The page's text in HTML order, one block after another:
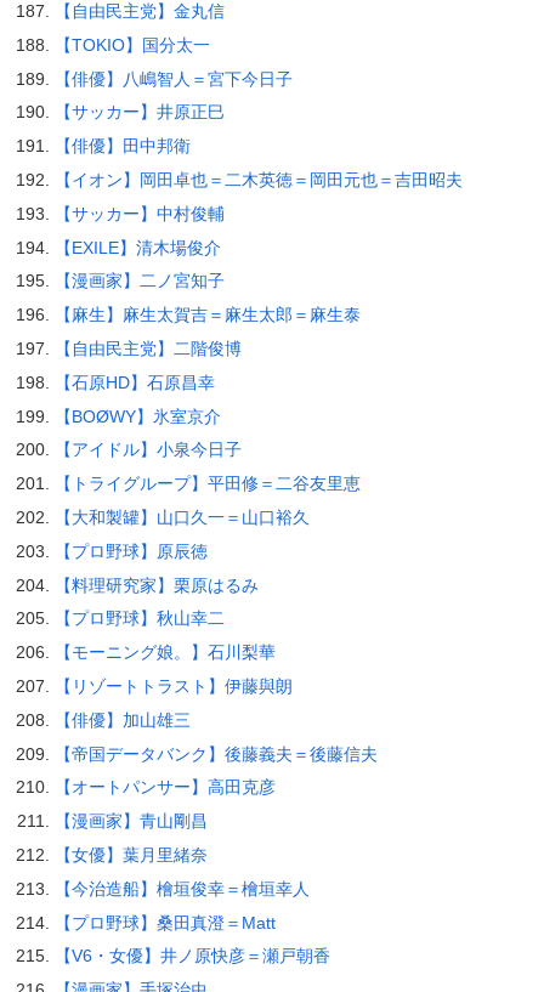
【自由民主党】金丸信
【TOKIO】国分太一
【俳優】八嶋智人＝宮下今日子
【サッカー】井原正巳
【俳優】田中邦衛
【イオン】岡田卓也＝二木英徳＝岡田元也＝吉田昭夫
【サッカー】中村俊輔
【EXILE】清木場俊介
【漫画家】二ノ宮知子
【麻生】麻生太賀吉＝麻生太郎＝麻生泰
【自由民主党】二階俊博
【石原HD】石原昌幸
【BOØWY】氷室京介
【アイドル】小泉今日子
【トライグループ】平田修＝二谷友里恵
【大和製罐】山口久一＝山口裕久
【プロ野球】原辰徳
【料理研究家】栗原はるみ
【プロ野球】秋山幸二
【モーニング娘。】石川梨華
【リゾートトラスト】伊藤與朗
【俳優】加山雄三
【帝国データバンク】後藤義夫＝後藤信夫
【オートパンサー】高田克彦
【漫画家】青山剛昌
【女優】葉月里緒奈
【今治造船】檜垣俊幸＝檜垣幸人
【プロ野球】桑田真澄＝Matt
【V6・女優】井ノ原快彦＝瀬戸朝香